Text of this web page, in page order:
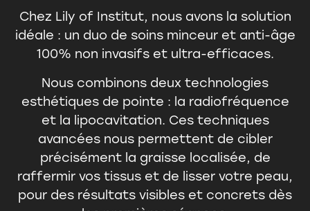
Chez Lily of Institut, nous avons la solution
idéale : un duo de soins minceur et anti-âge
100% non invasifs et ultra-efficaces.
Nous combinons deux technologies
esthétiques de pointe : la radiofréquence
et la lipocavitation. Ces techniques
avancées nous permettent de cibler
précisément la graisse localisée, de
raffermir vos tissus et de lisser votre peau,
pour des résultats visibles et concrets dès